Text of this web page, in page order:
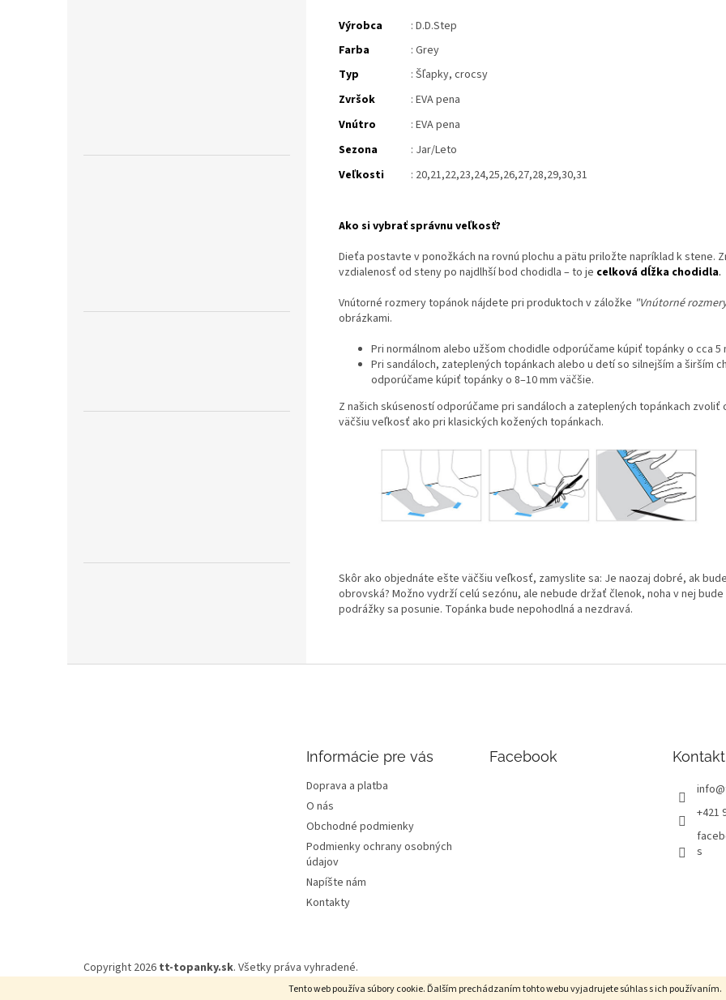
Tento web používa súbory cookie. Ďalším prechádzaním tohto webu vyjadrujete súhlas s ich používaním.
Výrobca
: D.D.Step
Farba
: Grey
Typ
: Šľapky, crocsy
Zvršok
: EVA pena
Vnútro
: EVA pena
Sezona
: Jar/Leto
Veľkosti
: 20,21,22,23,24,25,26,27,28,29,30,31
Ako si vybrať správnu veľkosť?
Dieťa postavte v ponožkách na rovnú plochu a pätu priložte napríklad k stene.
vzdialenosť od steny po najdlhší bod chodidla – to je celková dĺžka chodidla.
Vnútorné rozmery topánok nájdete pri produktoch v záložke "Vnútorné
obrázkami.
Pri normálnom alebo užšom chodidle odporúčame kúpiť topánky o cca 5
Pri sandáloch, zateplených topánkach alebo u detí so silnejším a širším
odporúčame kúpiť topánky o 8–10 mm väčšie.
Z našich skúseností odporúčame pri sandáloch a zateplených topánkach zvoliť
väčšiu veľkosť ako pri klasických kožených topánkach.
Skôr ako objednáte ešte väčšiu veľkosť, zamyslite sa: Je naozaj dobré, ak
obrovská? Možno vydrží celú sezónu, ale nebude držať členok, noha v nej
podrážky sa posunie. Topánka bude nepohodlná a nezdravá.
Informácie pre vás
Doprava a platba
O nás
Obchodné podmienky
Podmienky ochrany osobných
údajov
Napíšte nám
Kontakty
Facebook Kontakt
info@
+421
s
Copyright 2026 tt-topanky.sk. Všetky práva vyhradené.